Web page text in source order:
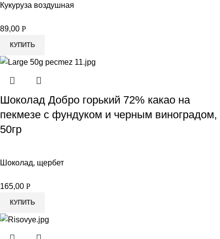
Кукуруза воздушная
89,00 Р
КУПИТЬ
Шоколад Добро горький 72% какао на
пекмезе с фундуком и черным виноградом,
50гр
Шоколад, щербет
165,00 Р
КУПИТЬ